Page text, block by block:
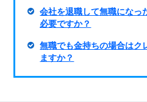
会社を退職して無職になっ
必要ですか？
無職でも金持ちの場合はク
ますか？